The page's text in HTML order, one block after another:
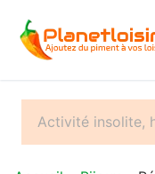
contenu